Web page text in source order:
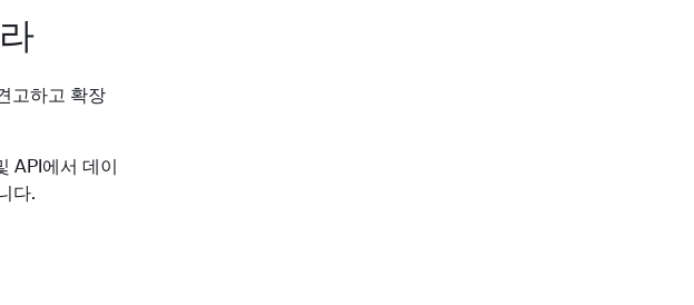
고하고 확장
API에서 데이
다.